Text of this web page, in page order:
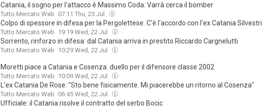
Catania, il sogno per l'attacco è Massimo Coda: Varrà cerca il bomber
Tutto Mercato Web 07:11 Thu, 23 Jul
Colpo di spessore in difesa per la Pergolettese. C'è l'accordo con l'ex Catania Silvestri
Tutto Mercato Web 19:19 Wed, 22 Jul
Sorrento, rinforzo in difesa: dal Catania arriva in prestito Riccardo Cargnelutti
Tutto Mercato Web 10:29 Wed, 22 Jul
Moretti piace a Catania e Cosenza: duello per il difensore classe 2002
Tutto Mercato Web 10:09 Wed, 22 Jul
L'ex Catania De Rose: "Sto bene fisicamente. Mi piacerebbe un ritorno al Cosenza"
Tutto Mercato Web 06:45 Wed, 22 Jul
Ufficiale: il Catania risolve il contratto del serbo Bocic